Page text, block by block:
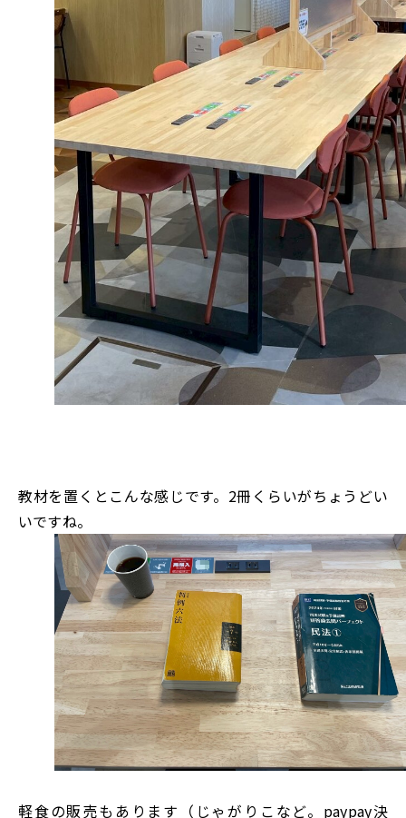
教材を置くとこんな感じです。2冊くらいがちょうどい
いですね。
軽食の販売もあります（じゃがりこなど。paypay決